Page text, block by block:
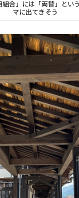
合」には「両替」とい
マに出てきそう